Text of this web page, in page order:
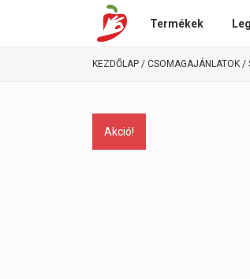
Termékek
KEZDŐLAP / CSOMAGAJÁNLATOK /
Akció!